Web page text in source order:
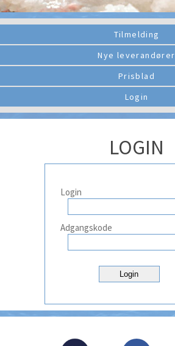
Tilmelding
Nye leverandører
Prisblad
Login
LOGIN
Login
Adgangskode